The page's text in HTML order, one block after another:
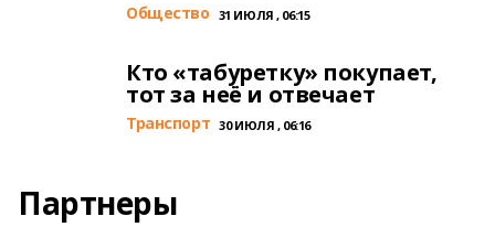
Общество 31 ИЮЛЯ , 06:15
Кто «табуретку» покупает,
тот за неё и отвечает
Транспорт 30 ИЮЛЯ , 06:16
Партнеры